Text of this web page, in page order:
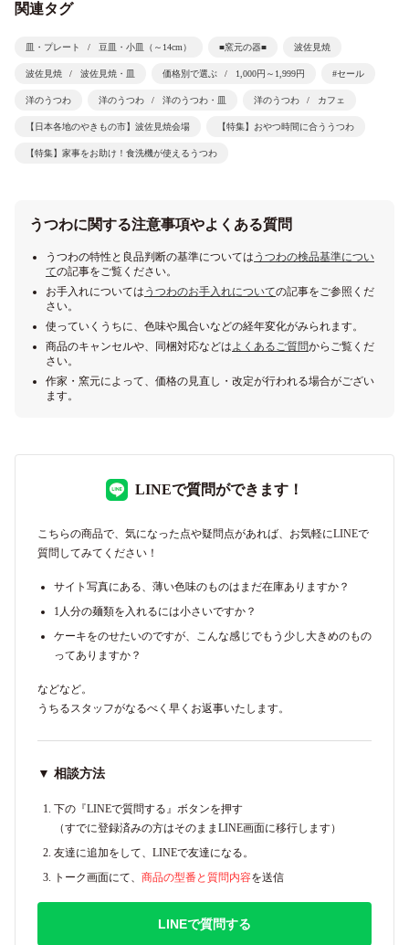
関連タグ
皿・プレート 豆皿・小皿（～14cm） ■窯元の器■ 波佐見焼
波佐見焼 波佐見焼・皿 価格別で選ぶ 1,000円～1,999円 #セール
洋のうつわ 洋のうつわ 洋のうつわ・皿 洋のうつわ カフェ
【日本各地のやきもの市】波佐見焼会場 【特集】おやつ時間に合ううつわ
【特集】家事をお助け！食洗機が使えるうつわ
うつわに関する注意事項やよくある質問
うつわの特性と良品判断の基準については うつわの検品基準につい
ての記事をご覧ください。
お手入れについては うつわのお手入れについての記事をご参照くだ
さい。
使っていくうちに、色味や風合いなどの経年変化がみられます。
商品のキャンセルや、同梱対応などはよくあるご質問からご覧くだ
さい。
作家・窯元によって、価格の見直し・改定が行われる場合がござい
ます。
LINEで質問ができます！
こちらの商品で、気になった点や疑問点があれば、お気軽にLINEで
質問してみてください！
サイト写真にある、薄い色味のものはまだ在庫ありますか？
1人分の麺類を入れるには小さいですか？
ケーキをのせたいのですが、こんな感じでもう少し大きめのもの
ってありますか？
などなど。
うちるスタッフがなるべく早くお返事いたします。
▼ 相談方法
下の『LINEで質問する』ボタンを押す
（すでに登録済みの方はそのままLINE画面に移行します）
友達に追加をして、LINEで友達になる。
トーク画面にて、 商品の型番と質問内容を送信
LINEで質問する